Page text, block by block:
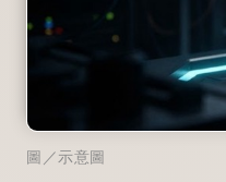
圖／示意圖